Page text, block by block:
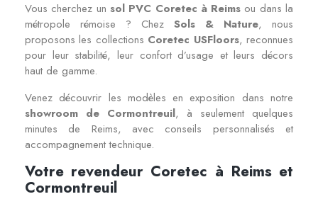
Vous cherchez un sol PVC Coretec à Reims ou dans la
métropole rémoise ? Chez Sols & Nature, nous
proposons les collections Coretec USFloors, reconnues
pour leur stabilité, leur confort d’usage et leurs décors
haut de gamme.
Venez découvrir les modèles en exposition dans notre
showroom de Cormontreuil, à seulement quelques
minutes de Reims, avec conseils personnalisés et
accompagnement technique.
Votre revendeur Coretec à Reims et
Cormontreuil